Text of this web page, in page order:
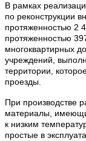
В рамках
по реконструкции
протяженностью 2
протяженностью
многоквартирных
учреждений,
территории,
проезды.
При производстве
материалы,
к низким
простые в